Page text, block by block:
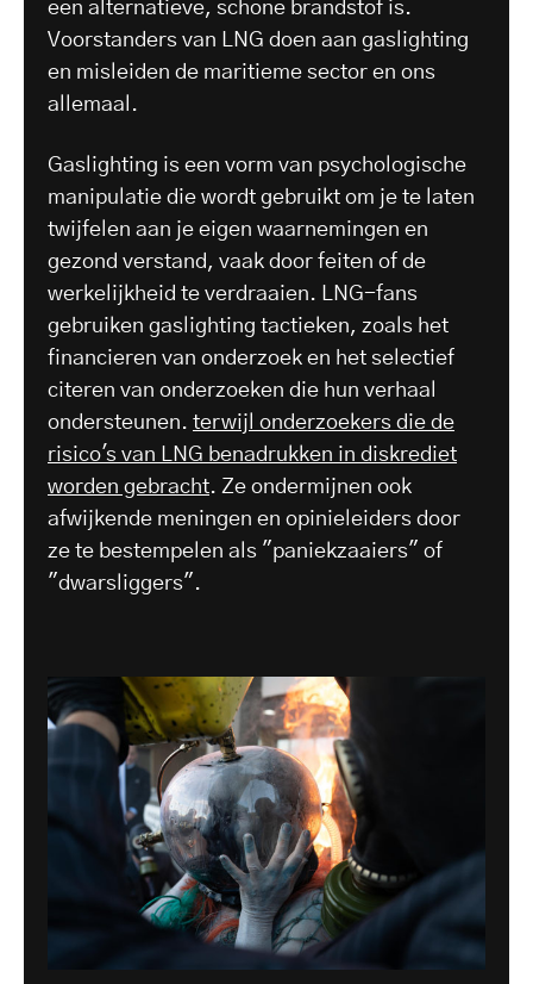
een alternatieve, schone brandstof is.
Voorstanders van LNG doen aan gaslighting
en misleiden de maritieme sector en ons
allemaal.
Gaslighting is een vorm van psychologische
manipulatie die wordt gebruikt om je te laten
twijfelen aan je eigen waarnemingen en
gezond verstand, vaak door feiten of de
werkelijkheid te verdraaien. LNG-fans
gebruiken gaslighting tactieken, zoals het
financieren van onderzoek en het selectief
citeren van onderzoeken die hun verhaal
ondersteunen. terwijl onderzoekers die de
risico's van LNG benadrukken in diskrediet
worden gebracht. Ze ondermijnen ook
afwijkende meningen en opinieleiders door
ze te bestempelen als "paniekzaaiers" of
"dwarsliggers".